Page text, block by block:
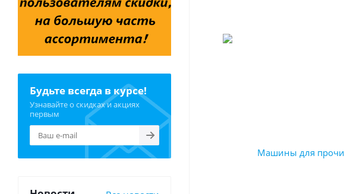
Будьте всегда в курсе!
Узнавайте о скидках и акциях
первым